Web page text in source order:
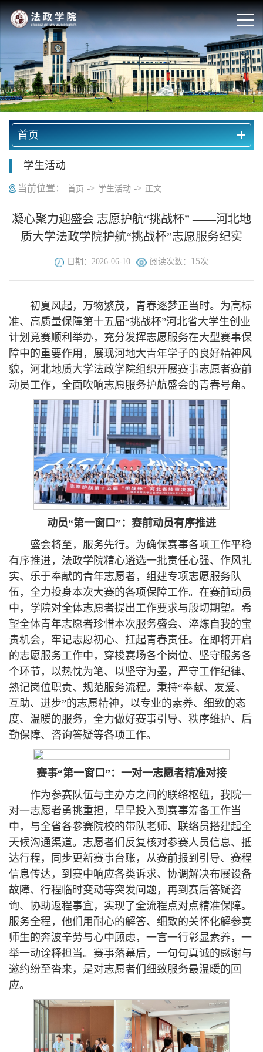
首页
学生活动
当前位置： 首页 -> 学生活动 -> 正文
凝心聚力迎盛会 志愿护航“挑战杯” ——河北地
质大学法政学院护航“挑战杯”志愿服务纪实
日期：2026-06-10 阅读次数： 15次
初夏风起，万物繁茂，青春逐梦正当时。为高标
准、高质量保障第十五届“挑战杯”河北省大学生创业
计划竞赛顺利举办，充分发挥志愿服务在大型赛事保
障中的重要作用，展现河地大青年学子的良好精神风
貌，河北地质大学法政学院组织开展赛事志愿者赛前
动员工作，全面吹响志愿服务护航盛会的青春号角。
动员“第一窗口”：赛前动员有序推进
盛会将至，服务先行。为确保赛事各项工作平稳
有序推进，法政学院精心遴选一批责任心强、作风扎
实、乐于奉献的青年志愿者，组建专项志愿服务队
伍，全力投身本次大赛的各项保障工作。在赛前动员
中，学院对全体志愿者提出工作要求与殷切期望。希
望全体青年志愿者珍惜本次服务盛会、淬炼自我的宝
贵机会，牢记志愿初心、扛起青春责任。在即将开启
的志愿服务工作中，穿梭赛场各个岗位、坚守服务各
个环节，以热忱为笔、以坚守为墨，严守工作纪律、
熟记岗位职责、规范服务流程。秉持“奉献、友爱、
互助、进步”的志愿精神，以专业的素养、细致的态
度、温暖的服务，全力做好赛事引导、秩序维护、后
勤保障、咨询答疑等各项工作。
赛事“第一窗口”： 一对一志愿者精准对接
作为参赛队伍与主办方之间的联络枢纽，我院一
对一志愿者勇挑重担，早早投入到赛事筹备工作当
中，与全省各参赛院校的带队老师、联络员搭建起全
天候沟通渠道。志愿者们反复核对参赛人员信息、抵
达行程，同步更新赛事台账，从赛前报到引导、赛程
信息传达，到赛中响应各类诉求、协调解决布展设备
故障、行程临时变动等突发问题，再到赛后答疑咨
询、协助返程事宜，实现了全流程点对点精准保障。
服务全程，他们用耐心的解答、细致的关怀化解参赛
师生的奔波辛劳与心中顾虑，一言一行彰显素养，一
举一动诠释担当。赛事落幕后，一句句真诚的感谢与
邀约纷至沓来，是对志愿者们细致服务最温暖的回
应。